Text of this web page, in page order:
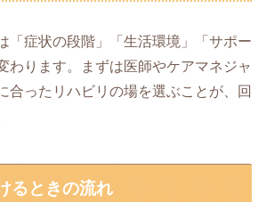
「症状の段階」「生活環境」「サポー
わります。まずは医師やケアマネジャ
合ったリハビリの場を選ぶことが、回
るときの流れ